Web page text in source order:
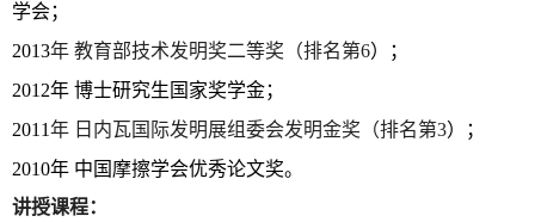
学会；
2013年 教育部技术发明奖二等奖（排名第6）；
2012年 博士研究生国家奖学金；
2011年 日内瓦国际发明展组委会发明金奖（排名第3）；
2010年 中国摩擦学会优秀论文奖。
讲授课程：